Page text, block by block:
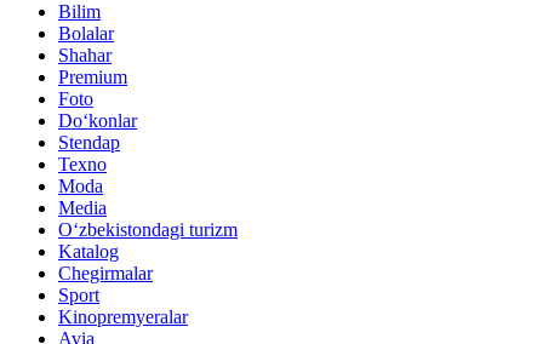
Bilim
Bolalar
Shahar
Premium
Foto
Do‘konlar
Stendap
Texno
Moda
Media
O‘zbekistondagi turizm
Katalog
Chegirmalar
Sport
Kinopremyeralar
Avia